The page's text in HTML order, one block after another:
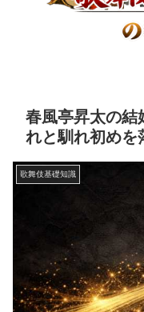
春風亭昇太の結
れと馴れ初めを
歌舞伎基礎知識